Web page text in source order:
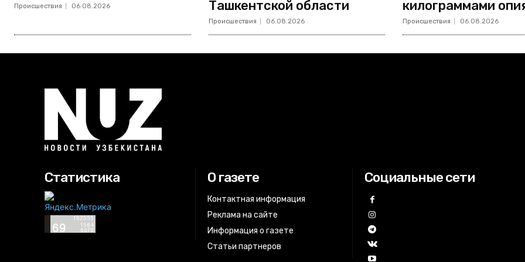
Происшествия 06.08.2026
Ташкентской области
Происшествия 06.08.2026
килограммами
Происшествия 06.08.2026
Статистика О газете
Контактная информация
Реклама на сайте
Информация о газете
Статьи партнеров
Социальные сети